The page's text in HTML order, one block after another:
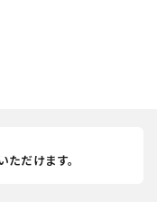
だけます。